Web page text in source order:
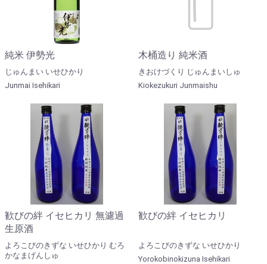
純米 伊勢光
じゅんまい いせひかり
Junmai Isehikari
木桶造り 純米酒
きおけづくり じゅんまいしゅ
Kiokezukuri Junmaishu
歓びの絆 イセヒカリ 無濾過
生原酒
よろこびのきずな いせひかり むろ
かなまげんしゅ
歓びの絆 イセヒカリ
よろこびのきずな いせひかり
Yorokobinokizuna Isehikari